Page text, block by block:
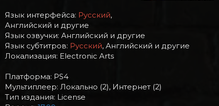
Язык интерфейса: Русский,
Английский и другие
Язык озвучки: Английский и другие
Язык субтитров: Русский, Английский и другие
Локализация: Electronic Arts
Платформа: PS4
Мультиплеер: Локально (2), Интернет (2)
Тип издания: License